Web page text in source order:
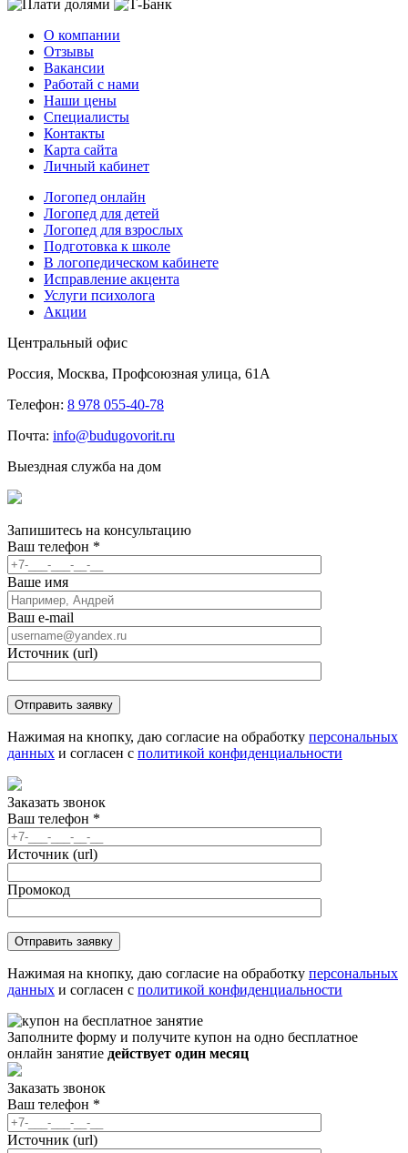
О компании
Отзывы
Вакансии
Работай с нами
Наши цены
Специалисты
Контакты
Карта сайта
Личный кабинет
Логопед онлайн
Логопед для детей
Логопед для взрослых
Подготовка к школе
В логопедическом кабинете
Исправление акцента
Услуги психолога
Акции
Центральный офис
Россия, Москва, Профсоюзная улица, 61А
Телефон: 8 978 055-40-78
Почта: info@budugovorit.ru
Выездная служба на дом
Запишитесь на консультацию
Ваш телефон *
Ваше имя
Ваш e-mail
Источник (url)
Нажимая на кнопку, даю согласие на обработку персональных
данных и согласен с политикой конфиденциальности
Заказать звонок
Ваш телефон *
Источник (url)
Промокод
Нажимая на кнопку, даю согласие на обработку персональных
данных и согласен с политикой конфиденциальности
Заполните форму и получите купон на одно бесплатное
онлайн занятие действует один месяц
Заказать звонок
Ваш телефон *
Источник (url)